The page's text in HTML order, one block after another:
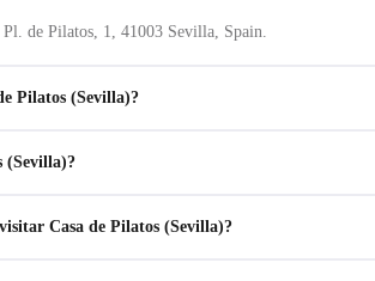
de Pilatos, 1, 41003 Sevilla, Spain.
Pilatos (Sevilla)?
(Sevilla)?
Casa de Pilatos (Sevilla)?